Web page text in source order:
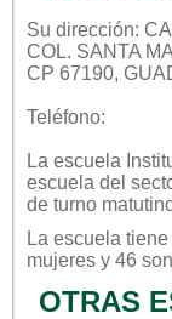
Su dirección:
COL. SANTA
CP 67190,
Teléfono:
La escuela
escuela del
de turno
La escuela
mujeres y 46
OTRAS